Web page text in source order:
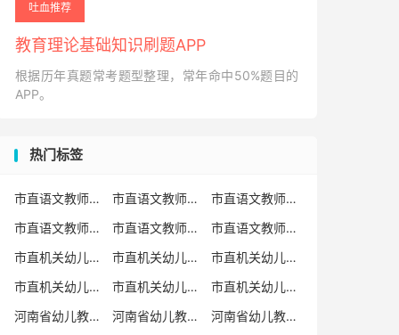
吐血推荐
教育理论基础知识刷题APP
根据历年真题常考题型整理，常年命中50%题目的
APP。
热门标签
市直语文教师招聘 市直语文教师招聘考试真题
市直语文教师招聘考试真题卷
市直语文教师编制考试真题
市直语文教师编制考试真题卷
市直语文教师考试
市直机关幼儿教师招聘
市直机关幼儿教师考试
市直机关幼儿教师招聘考试真题
市直机关幼儿教师招聘考试真题卷
市直机关幼儿教师编制考试真题卷
市直机关幼儿教师编制考试真题
河南省幼儿教师招聘
河南省幼儿教师考试
河南省幼儿教师招聘考试真题